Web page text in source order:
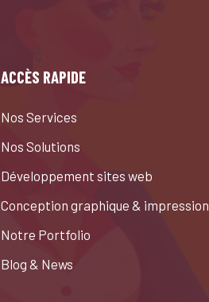
ACCÈS RAPIDE
Nos Services
Nos Solutions
Développement sites web
Conception graphique & impression
Notre Portfolio
Blog & News